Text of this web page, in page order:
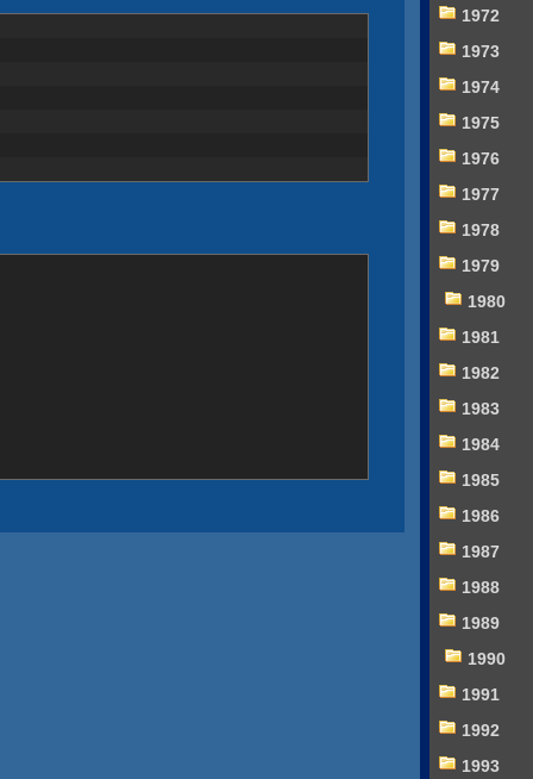
1972
1973
1974
1975
1976
1977
1978
1979
1980
1981
1982
1983
1984
1985
1986
1987
1988
1989
1990
1991
1992
1993